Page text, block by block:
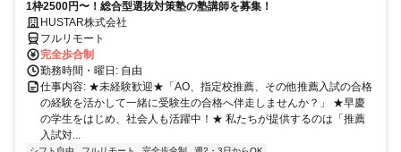
1枠2500円〜！総合型選抜対策塾の塾講師を募集！
HUSTAR株式会社
フルリモート
完全歩合制
勤務時間・曜日: 自由
仕事内容: ★未経験歓迎★「AO、指定校推薦、その他推薦入試の合格
の経験を活かして一緒に受験生の合格へ伴走しませんか？」 ★早慶
の学生をはじめ、社会人も活躍中！★ 私たちが提供するのは「推薦
入試対...